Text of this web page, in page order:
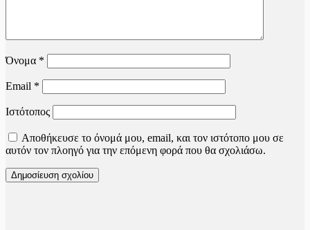
Όνομα *
Email *
Ιστότοπος
Αποθήκευσε το όνομά μου, email, και τον ιστότοπο μου σε
αυτόν τον πλοηγό για την επόμενη φορά που θα σχολιάσω.